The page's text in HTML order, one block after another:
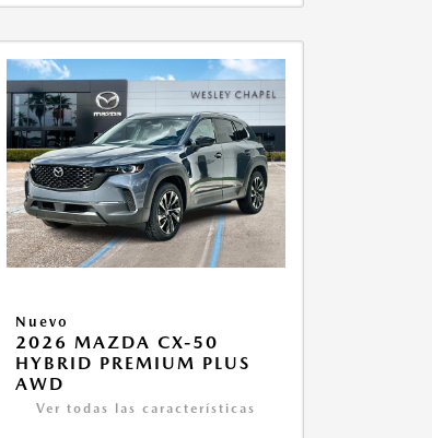
Nuevo
2026 MAZDA CX-50
HYBRID PREMIUM PLUS
AWD
Ver todas las características